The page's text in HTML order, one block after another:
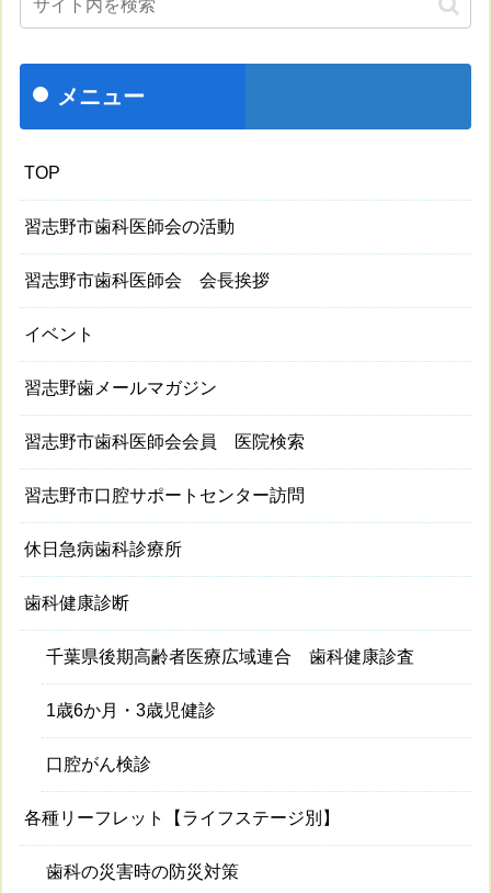
メニュー
TOP
習志野市歯科医師会の活動
習志野市歯科医師会 会長挨拶
イベント
習志野歯メールマガジン
習志野市歯科医師会会員 医院検索
習志野市口腔サポートセンター訪問
休日急病歯科診療所
歯科健康診断
千葉県後期高齢者医療広域連合 歯科健康診査
1歳6か月・3歳児健診
口腔がん検診
各種リーフレット【ライフステージ別】
歯科の災害時の防災対策